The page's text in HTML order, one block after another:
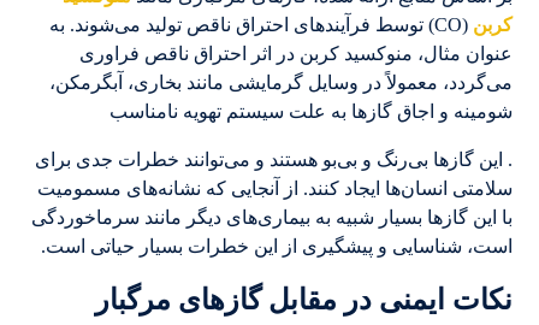
کربن
(CO) توسط فرآیندهای احتراق ناقص تولید می‌شوند. به
عنوان مثال، منوکسید کربن در اثر احتراق ناقص فراوری
می‌گردد، معمولاً در وسایل گرمایشی مانند بخاری، آبگرمکن،
شومینه و اجاق گازها به علت سیستم تهویه نامناسب
. این گازها بی‌رنگ و بی‌بو هستند و می‌توانند خطرات جدی برای
سلامتی انسان‌ها ایجاد کنند. از آنجایی که نشانه‌های مسمومیت
با این گازها بسیار شبیه به بیماری‌های دیگر مانند سرماخوردگی
است، شناسایی و پیشگیری از این خطرات بسیار حیاتی است.
نکات ایمنی در مقابل گازهای مرگبار